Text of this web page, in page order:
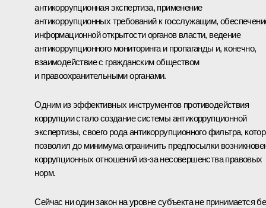
антикоррупционная экспертиза, применение
антикоррупционных требований к госслужащим,
информационной открытости органов власти, ведение
антикоррупционного мониторинга и пропаганды и, конечно,
взаимодействие с гражданским обществом
и правоохранительными органами.
Одним из эффективных инструментов противодействия
коррупции стало создание системы антикоррупционной
экспертизы, своего рода антикоррупционного фильтра,
позволил до минимума ограничить предпосылки
коррупционных отношений из‑за несовершенства правовых
норм.
Сейчас ни один закон на уровне субъекта не принимается